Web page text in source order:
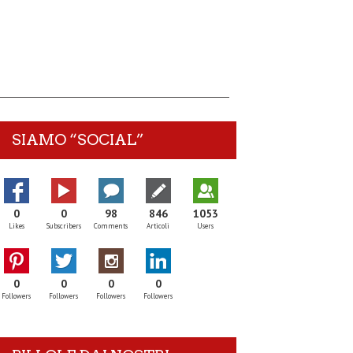
SIAMO “SOCIAL”
0
Likes
0
Subscribers
98
Comments
846
Articoli
1053
Users
0
Followers
0
Followers
0
Followers
0
Followers